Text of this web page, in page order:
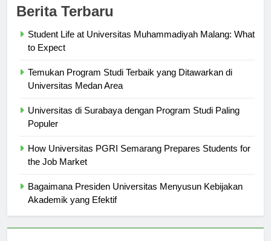
Student Life at Universitas Muhammadiyah Malang: What
Temukan Program Studi Terbaik yang Ditawarkan di
Universitas di Surabaya dengan Program Studi Paling
How Universitas PGRI Semarang Prepares Students for
Bagaimana Presiden Universitas Menyusun Kebijakan